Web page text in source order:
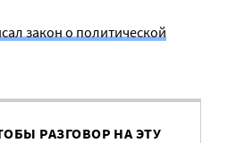
закон о политической
РАЗГОВОР НА ЭТУ